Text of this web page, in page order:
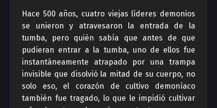
Hace 500 años, cuatro viejas líderes demonios
se unieron y atravesaron la entrada de la
tumba, pero quién sabía que antes de que
pudieran entrar a la tumba, uno de ellos fue
instantáneamente atrapado por una trampa
invisible que disolvió la mitad de su cuerpo, no
solo eso, el corazón de cultivo demoníaco
también fue tragado, lo que le impidió cultivar